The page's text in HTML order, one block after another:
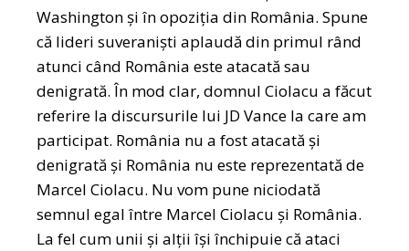
Washington și în opoziția din România. Spune
că lideri suveraniști aplaudă din primul rând
atunci când România este atacată sau
denigrată. În mod clar, domnul Ciolacu a făcut
referire la discursurile lui JD Vance la care am
participat. România nu a fost atacată și
denigrată și România nu este reprezentată de
Marcel Ciolacu. Nu vom pune niciodată
semnul egal între Marcel Ciolacu și România.
La fel cum unii și alții își închipuie că ataci